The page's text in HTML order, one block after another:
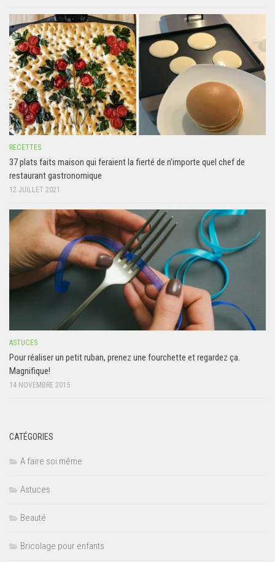
RECETTES
37 plats faits maison qui feraient la fierté de n’importe quel chef de
restaurant gastronomique
12 JUILLET 2021
ASTUCES
Pour réaliser un petit ruban, prenez une fourchette et regardez ça.
Magnifique!
14 NOVEMBRE 2015
CATÉGORIES
A faire soi même
Astuces
Beauté
Bricolage pour enfants